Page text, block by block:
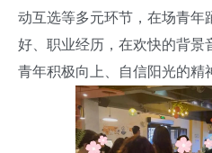
动互选等多元环节，在场青年
好、职业经历 ，在欢快的背
青年积极向上、自信阳光的精